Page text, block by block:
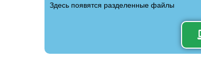
Здесь появятся разделенные файлы